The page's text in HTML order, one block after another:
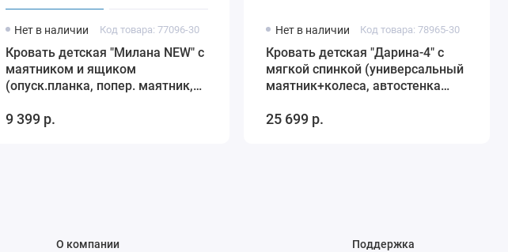
Нет в наличии Код товара: 77096-30
Кровать детская "Милана NEW" с
маятником и ящиком
(опуск.планка, попер. маятник,
арт.3168609)
9 399 р.
Нет в наличии Код товара: 78965-30
Кровать детская "Дарина-4" с
мягкой спинкой (универсальный
маятник+колеса, автостенка
25 699 р.
О компании
Поддержка